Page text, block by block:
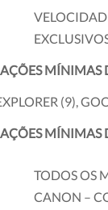
MÍNIMAS
(9),
MÍNIMAS
TODOS OS
CANON –